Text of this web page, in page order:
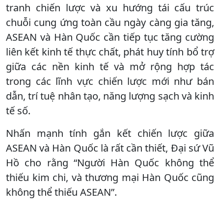
tranh chiến lược và xu hướng tái cấu trúc
chuỗi cung ứng toàn cầu ngày càng gia tăng,
ASEAN và Hàn Quốc cần tiếp tục tăng cường
liên kết kinh tế thực chất, phát huy tính bổ trợ
giữa các nền kinh tế và mở rộng hợp tác
trong các lĩnh vực chiến lược mới như bán
dẫn, trí tuệ nhân tạo, năng lượng sạch và kinh
tế số.
Nhấn mạnh tính gắn kết chiến lược giữa
ASEAN và Hàn Quốc là rất cần thiết, Đại sứ Vũ
Hồ cho rằng “Người Hàn Quốc không thể
thiếu kim chi, và thương mại Hàn Quốc cũng
không thể thiếu ASEAN”.